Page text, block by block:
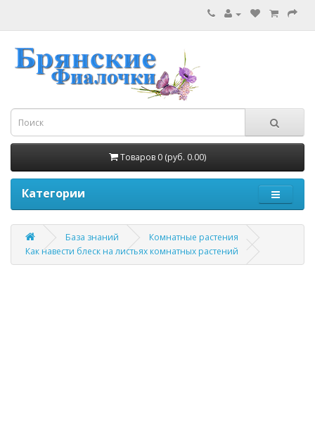
Товаров 0 (руб. 0.00)
Категории
База знаний
Комнатные растения
Как навести блеск на листьях комнатных растений